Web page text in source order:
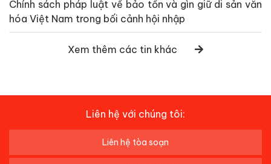
Chính sách pháp luật về bảo tồn và gìn giữ di sản văn
hóa Việt Nam trong bối cảnh hội nhập
Xem thêm các tin khác
Liên hệ với chúng tôi:
Liên hệ tòa soạn